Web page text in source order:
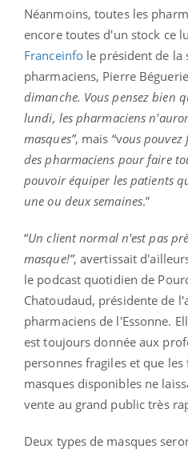
Néanmoins, toutes les
encore toutes d'un stock ce
Franceinfo le président de la
pharmaciens, Pierre
dimanche. Vous pensez bien
lundi, les pharmaciens
masques”, mais “vous pouvez
des pharmaciens pour faire
pouvoir équiper les patients
une ou deux semaines.”
“Un client normal n'est pas
masque!”, avertissait
le podcast quotidien de
Chatoudaud, présidente de
pharmaciens de l'Essonne.
est toujours donnée aux
personnes fragiles et que
masques disponibles ne
vente au grand public très
Deux types de masques